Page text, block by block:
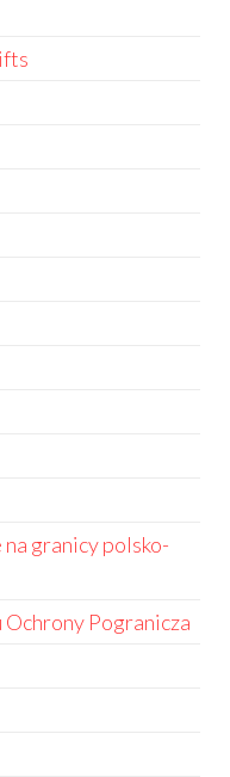
granicy polsko-
Pogranicza